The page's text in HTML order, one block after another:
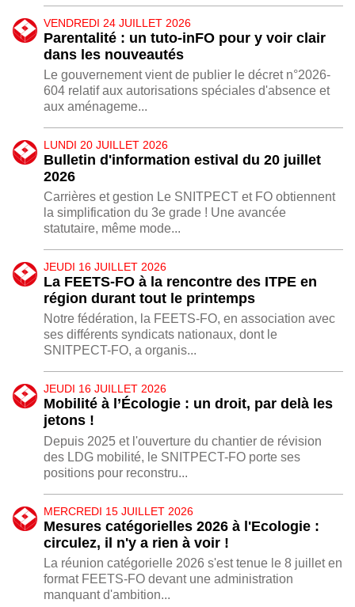
VENDREDI 24 JUILLET 2026
Parentalité : un tuto-inFO pour y voir clair
dans les nouveautés
Le gouvernement vient de publier le décret n°2026-
604 relatif aux autorisations spéciales d'absence et
aux aménageme...
LUNDI 20 JUILLET 2026
Bulletin d'information estival du 20 juillet
2026
Carrières et gestion Le SNITPECT et FO obtiennent
la simplification du 3e grade ! Une avancée
statutaire, même mode...
JEUDI 16 JUILLET 2026
La FEETS-FO à la rencontre des ITPE en
région durant tout le printemps
Notre fédération, la FEETS-FO, en association avec
ses différents syndicats nationaux, dont le
SNITPECT-FO, a organis...
JEUDI 16 JUILLET 2026
Mobilité à l’Écologie : un droit, par delà les
jetons !
Depuis 2025 et l'ouverture du chantier de révision
des LDG mobilité, le SNITPECT-FO porte ses
positions pour reconstru...
MERCREDI 15 JUILLET 2026
Mesures catégorielles 2026 à l'Ecologie :
circulez, il n'y a rien à voir !
La réunion catégorielle 2026 s'est tenue le 8 juillet en
format FEETS-FO devant une administration
manquant d'ambition...